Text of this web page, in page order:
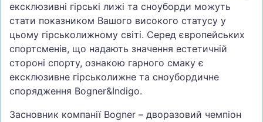
ексклюзивні гірські лижі та сноуборди можуть
стати показником Вашого високого статусу у
цьому гірськолижному світі. Серед європейських
спортсменів, що надають значення естетичній
стороні спорту, ознакою гарного смаку є
ексклюзивне гірськолижне та сноубордичне
спорядження Bogner&Indigo.
Засновник компанії Bogner – дворазовий чемпіон